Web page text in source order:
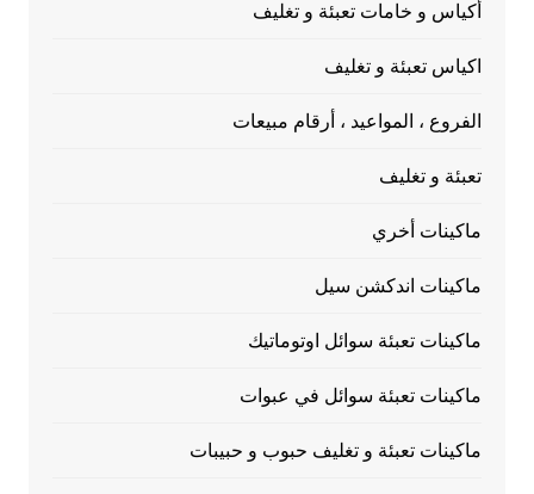
أكياس و خامات تعبئة و تغليف
اكياس تعبئة و تغليف
الفروع ، المواعيد ، أرقام مبيعات
تعبئة و تغليف
ماكينات أخري
ماكينات اندكشن سيل
ماكينات تعبئة سوائل اوتوماتيك
ماكينات تعبئة سوائل في عبوات
ماكينات تعبئة و تغليف حبوب و حبيبات